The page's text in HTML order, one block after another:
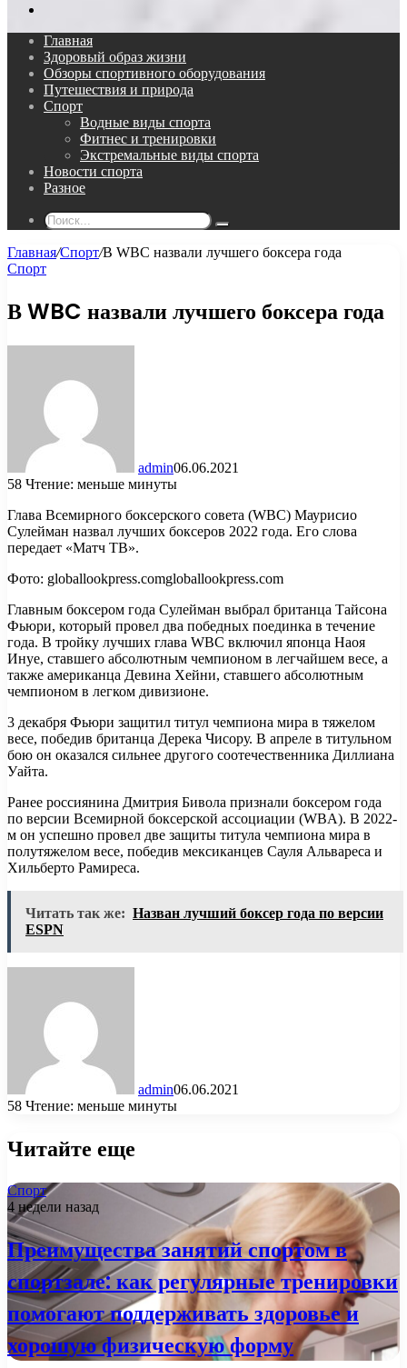
Главная
Здоровый образ жизни
Обзоры спортивного оборудования
Путешествия и природа
Спорт
Водные виды спорта
Фитнес и тренировки
Экстремальные виды спорта
Новости спорта
Разное
Поиск...
Главная/Спорт/В WBC назвали лучшего боксера года
Спорт
В WBC назвали лучшего боксера года
admin06.06.2021
58 Чтение: меньше минуты
Глава Всемирного боксерского совета (WBC) Маурисио
Сулейман назвал лучших боксеров 2022 года. Его слова
передает «Матч ТВ».
Фото: globallookpress.comgloballookpress.com
Главным боксером года Сулейман выбрал британца Тайсона
Фьюри, который провел два победных поединка в течение
года. В тройку лучших глава WBC включил японца Наоя
Инуе, ставшего абсолютным чемпионом в легчайшем весе, а
также американца Девина Хейни, ставшего абсолютным
чемпионом в легком дивизионе.
3 декабря Фьюри защитил титул чемпиона мира в тяжелом
весе, победив британца Дерека Чисору. В апреле в титульном
бою он оказался сильнее другого соотечественника Диллиана
Уайта.
Ранее россиянина Дмитрия Бивола признали боксером года
по версии Всемирной боксерской ассоциации (WBA). В 2022-
м он успешно провел две защиты титула чемпиона мира в
полутяжелом весе, победив мексиканцев Сауля Альвареса и
Хильберто Рамиреса.
Читать так же: Назван лучший боксер года по версии
ESPN
admin06.06.2021
58 Чтение: меньше минуты
Читайте еще
Спорт
4 недели назад
Преимущества занятий спортом в
спортзале: как регулярные тренировки
помогают поддерживать здоровье и
хорошую физическую форму